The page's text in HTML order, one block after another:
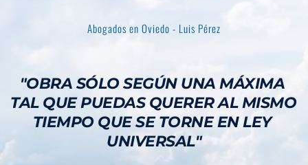
Abogados en Oviedo - Luis Pérez
"OBRA SÓLO SEGÚN UNA MÁXIMA
TAL QUE PUEDAS QUERER AL MISMO
TIEMPO QUE SE TORNE EN LEY
UNIVERSAL"